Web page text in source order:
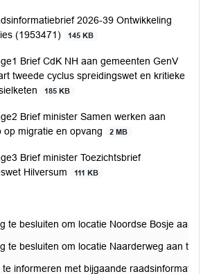
2026-39 Ontwikkeling
(1953471)
145 KB
Brief CdK NH aan gemeenten GenV
tweede cyclus spreidingswet en kritieke
185 KB
Brief minister Samen werken aan
op migratie en opvang
2 MB
Brief minister Toezichtsbrief
Hilversum
111 KB
te besluiten om locatie Noordse Bosje aan
te besluiten om locatie Naarderweg aan te
te informeren met bijgaande